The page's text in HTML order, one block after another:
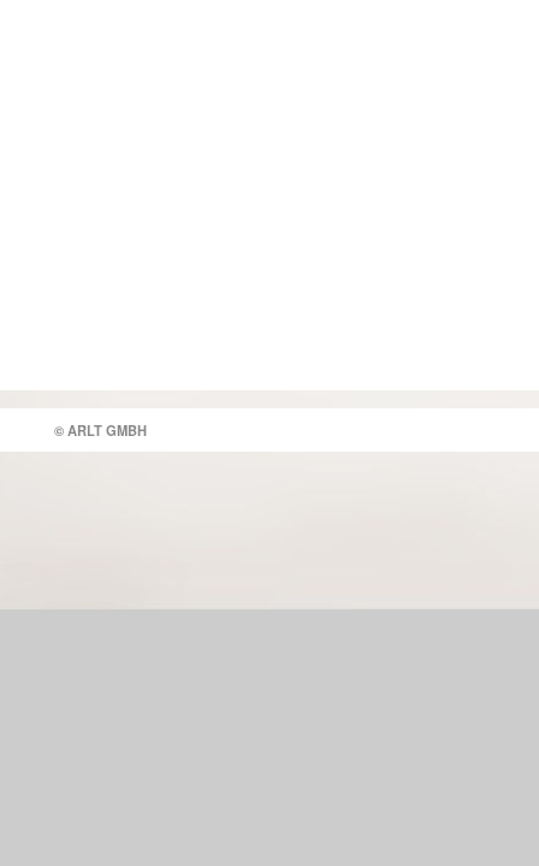
© ARLT GMBH